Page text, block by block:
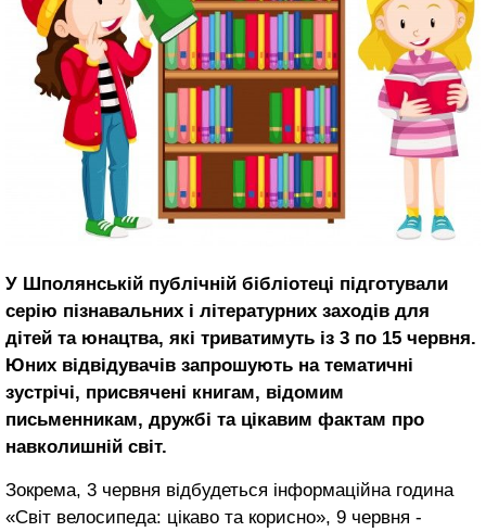
У Шполянській публічній бібліотеці підготували
серію пізнавальних і літературних заходів для
дітей та юнацтва, які триватимуть із 3 по 15 червня.
Юних відвідувачів запрошують на тематичні
зустрічі, присвячені книгам, відомим
письменникам, дружбі та цікавим фактам про
навколишній світ.
Зокрема, 3 червня відбудеться інформаційна година
«Світ велосипеда: цікаво та корисно», 9 червня -